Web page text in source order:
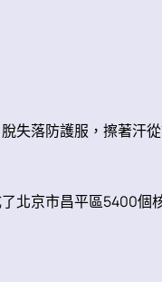
失落防護服，擦著汗
北京市昌平區5400